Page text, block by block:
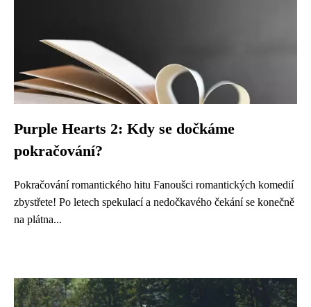
Purple Hearts 2: Kdy se dočkáme
pokračování?
Pokračování romantického hitu Fanoušci romantických komedií
zbystřete! Po letech spekulací a nedočkavého čekání se konečně
na plátna...